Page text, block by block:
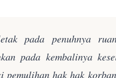
pada penuhnya
pada kembalinya
pemulihan hak hak